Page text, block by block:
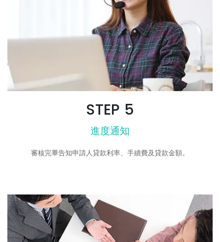
STEP 5
進度通知
審核完畢告知申請人貸款利率、手續費及貸款金額。